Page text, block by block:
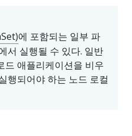
에 포함되는 일부 파
서 실행될 수 있다. 일반
드 애플리케이션을 비우
행되어야 하는 노드 로컬